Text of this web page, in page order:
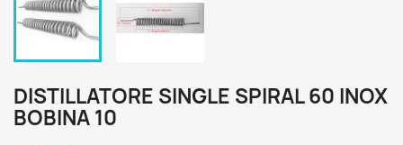
DISTILLATORE SINGLE SPIRAL 60 INOX
BOBINA 10